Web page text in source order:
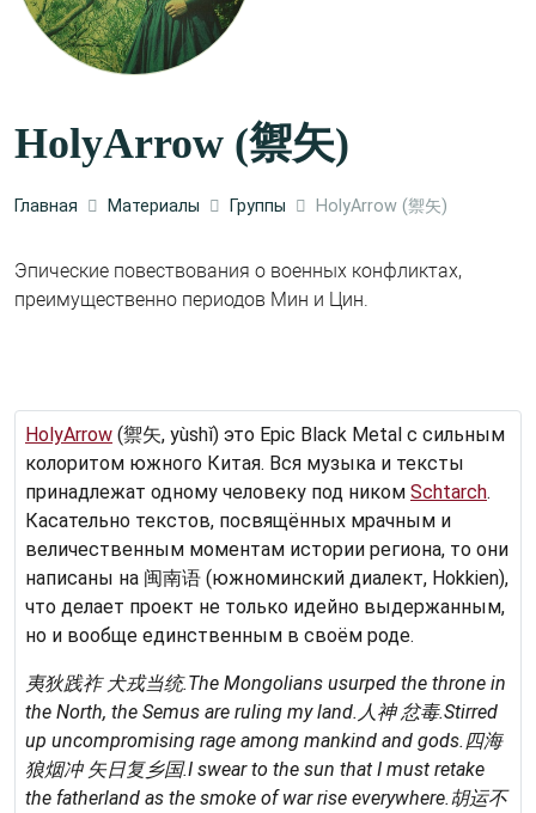
HolyArrow (禦矢)
Главная Материалы Группы HolyArrow (禦矢)
Эпические повествования о военных конфликтах,
преимущественно периодов Мин и Цин.
HolyArrow (禦矢, yùshǐ) это Epic Black Metal с сильным
колоритом южного Китая. Вся музыка и тексты
принадлежат одному человеку под ником Schtarch.
Касательно текстов, посвящённых мрачным и
величественным моментам истории региона, то они
написаны на 闽南语 (южноминский диалект, Hokkien),
что делает проект не только идейно выдержанным,
но и вообще единственным в своём роде.
夷狄践祚 犬戎当统.The Mongolians usurped the throne in
the North, the Semus are ruling my land. 人神 忿毒.Stirred
up uncompromising rage among mankind and gods. 四海
狼烟冲 矢日复乡国.I swear to the sun that I must retake
the fatherland as the smoke of war rise everywhere.胡运不